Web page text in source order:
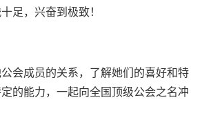
足，兴奋到极致！
会成员的关系，了解她们的喜好和特
的能力，一起向全国顶级公会之名冲